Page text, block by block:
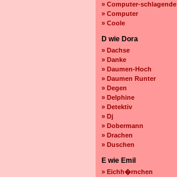
» Computer-schlagende
» Computer
» Coole
D wie Dora
» Dachse
» Danke
» Daumen-Hoch
» Daumen Runter
» Degen
» Delphine
» Detektiv
» Dj
» Dobermann
» Drachen
» Duschen
E wie Emil
» Eichh�rnchen